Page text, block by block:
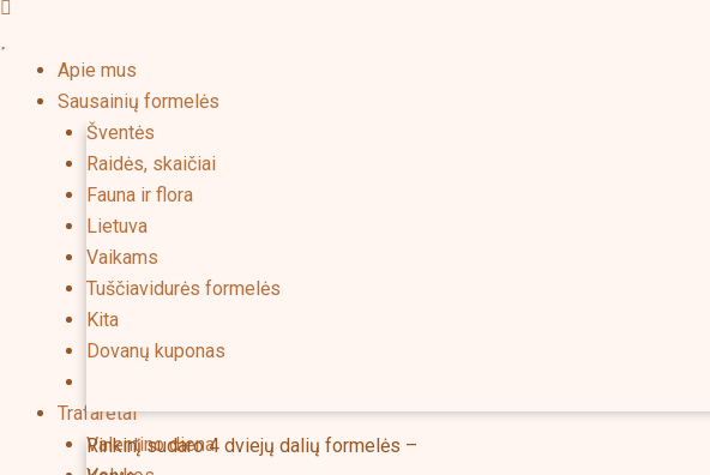
Apie mus
Sausainių formelės
Šventės
Raidės, skaičiai
Fauna ir flora
Lietuva
Vaikams
Tuščiavidurės formelės
Kita
Dovanų kuponas
Trafaretai
Valentino diena
Rinkinį sudaro 4 dviejų dalių formelės –